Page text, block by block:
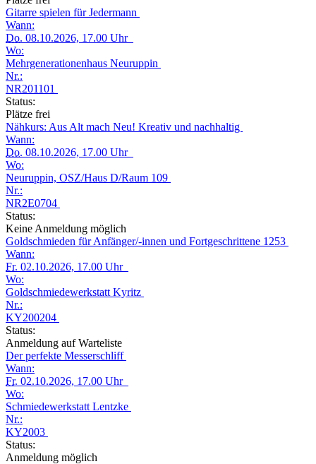
Gitarre spielen für Jedermann
Wann:
Do. 08.10.2026, 17.00 Uhr
Wo:
Mehrgenerationenhaus Neuruppin
Nr.:
NR201101
Status:
Plätze frei
Nähkurs: Aus Alt mach Neu! Kreativ und nachhaltig
Wann:
Do. 08.10.2026, 17.00 Uhr
Wo:
Neuruppin, OSZ/Haus D/Raum 109
Nr.:
NR2E0704
Status:
Keine Anmeldung möglich
Goldschmieden für Anfänger/-innen und Fortgeschrittene 1253
Wann:
Fr. 02.10.2026, 17.00 Uhr
Wo:
Goldschmiedewerkstatt Kyritz
Nr.:
KY200204
Status:
Anmeldung auf Warteliste
Der perfekte Messerschliff
Wann:
Fr. 02.10.2026, 17.00 Uhr
Wo:
Schmiedewerkstatt Lentzke
Nr.:
KY2003
Status:
Anmeldung möglich